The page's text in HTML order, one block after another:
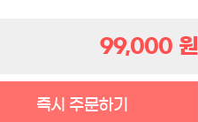
99,000 원
즉시 주문하기